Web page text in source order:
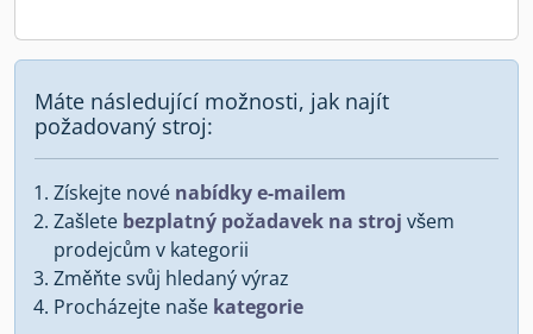
Máte následující možnosti, jak najít
požadovaný stroj:
Získejte nové nabídky e-mailem
Zašlete bezplatný požadavek na stroj všem
prodejcům v kategorii
Změňte svůj hledaný výraz
Procházejte naše kategorie